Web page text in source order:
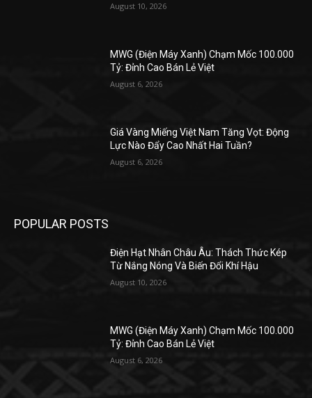
August 10, 2026
MWG (Điện Máy Xanh) Chạm Mốc 100.000
Tỷ: Đỉnh Cao Bán Lẻ Việt
August 6, 2026
Giá Vàng Miếng Việt Nam Tăng Vọt: Động
Lực Nào Đẩy Cao Nhất Hai Tuần?
August 6, 2026
POPULAR POSTS
Điện Hạt Nhân Châu Âu: Thách Thức Kép
Từ Nắng Nóng Và Biến Đổi Khí Hậu
August 10, 2026
MWG (Điện Máy Xanh) Chạm Mốc 100.000
Tỷ: Đỉnh Cao Bán Lẻ Việt
August 6, 2026